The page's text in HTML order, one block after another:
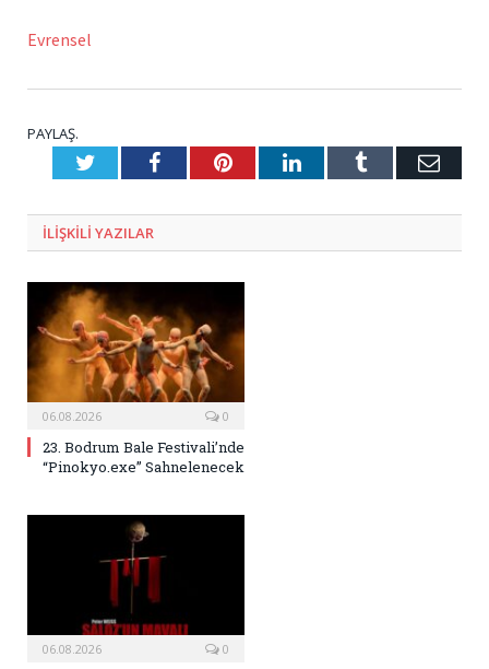
Evrensel
PAYLAŞ.
TwitterFacebookPinterestLinkedInTumblr E-
ILIŞKILI YAZILAR
06.08.2026 0
23. Bodrum Bale Festivali’nde
“Pinokyo.exe” Sahnelenecek
06.08.2026 0